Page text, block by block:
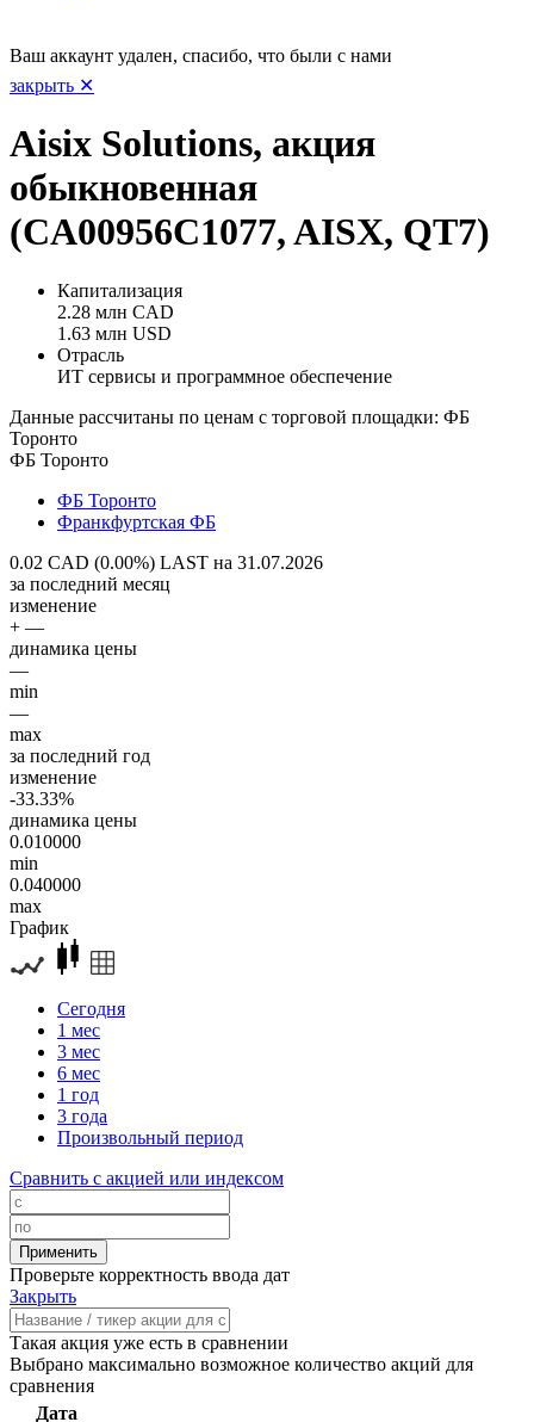
Ваш аккаунт удален, спасибо, что были с нами
закрыть ✕
Aisix Solutions, акция
обыкновенная
(CA00956C1077, AISX, QT7)
Капитализация
2.28 млн CAD
1.63 млн USD
Отрасль
ИТ сервисы и программное обеспечение
Данные рассчитаны по ценам с торговой площадки: ФБ
Торонто
ФБ Торонто
ФБ Торонто
Франкфуртская ФБ
0.02 CAD (0.00%) LAST на 31.07.2026
за последний месяц
изменение
+ —
динамика цены
—
min
—
max
за последний год
изменение
-33.33%
динамика цены
0.010000
min
0.040000
max
График
Сегодня
1 мес
3 мес
6 мес
1 год
3 года
Произвольный период
Сравнить с акцией или индексом
Проверьте корректность ввода дат
Закрыть
Такая акция уже есть в сравнении
Выбрано максимально возможное количество акций для
сравнения
Дата